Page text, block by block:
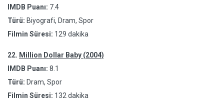
IMDB Puanı: 7.4
Türü: Biyografi, Dram, Spor
Filmin Süresi: 129 dakika
22. Million Dollar Baby (2004)
IMDB Puanı: 8.1
Türü: Dram, Spor
Filmin Süresi: 132 dakika